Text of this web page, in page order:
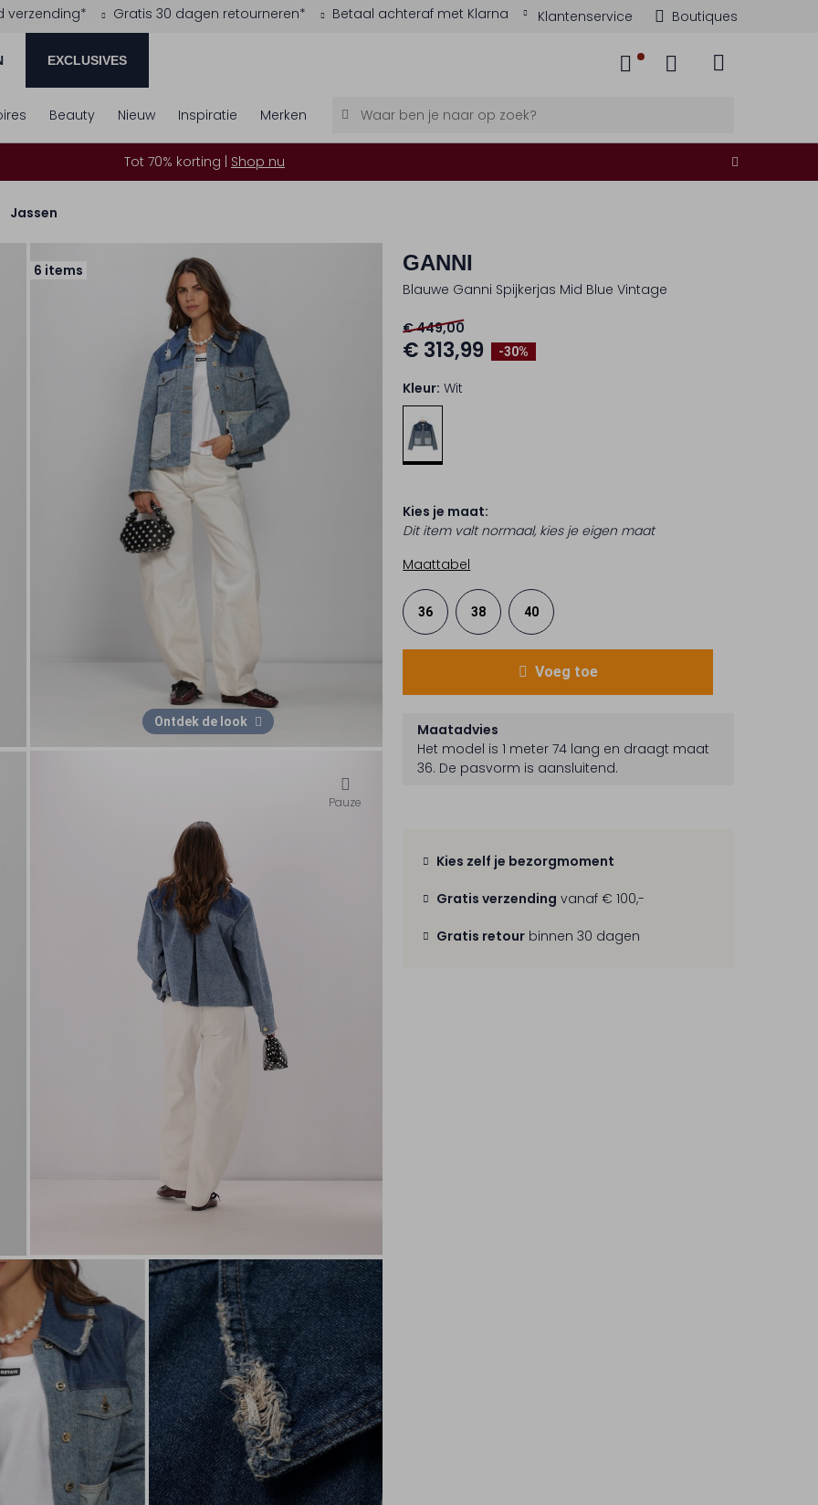
verzending* Gratis 30 dagen retourneren* Betaal achteraf met Klarna Klantenservice Boutiques
EXCLUSIVES
Beauty Nieuw Inspiratie Merken
Tot 70% korting | Shop nu
Jassen
6 items
Ontdek de look
Pauze
GANNI
Blauwe Ganni Spijkerjas Mid Blue Vintage
-30%
€ 449,00
€ 313,99
Kleur: Wit
Kies je maat:
Dit item valt normaal, kies je eigen maat
Maattabel
36 38 40
Voeg toe
Maatadvies
Het model is 1 meter 74 lang en draagt maat
36. De pasvorm is aansluitend.
Kies zelf je bezorgmoment
Gratis verzending vanaf € 100,-
Gratis retour binnen 30 dagen